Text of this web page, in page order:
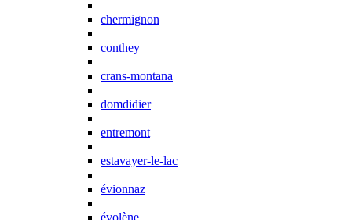
chermignon
conthey
crans-montana
domdidier
entremont
estavayer-le-lac
évionnaz
évolène